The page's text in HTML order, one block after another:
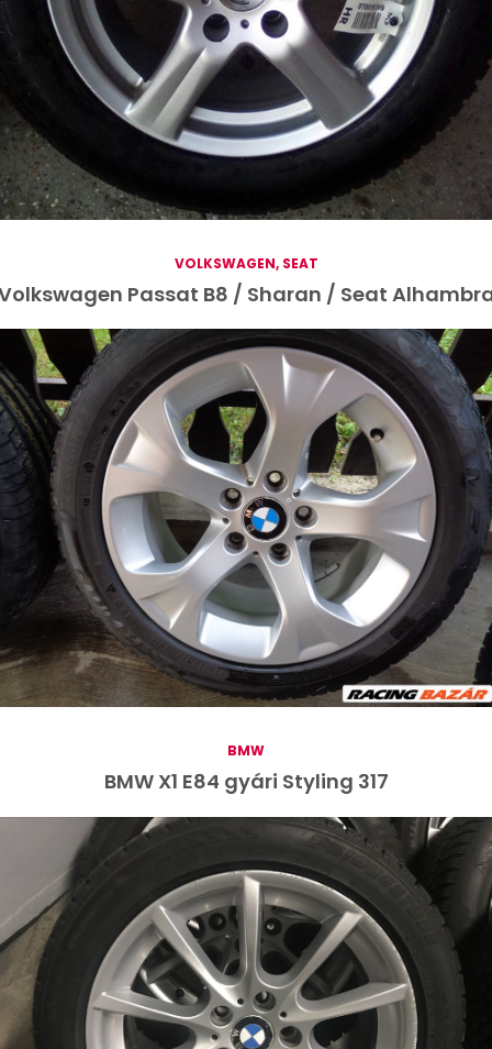
Passat B8 / Sharan / Seat
VOLKSWAGEN, SEAT
BMW X1 E84 gyári Styling 317
BMW